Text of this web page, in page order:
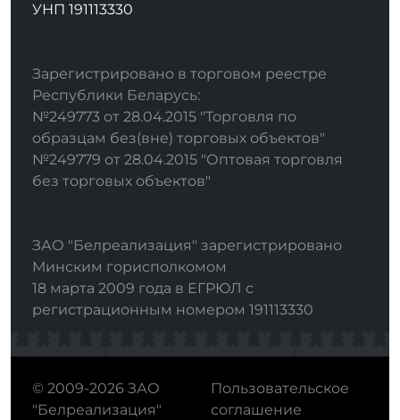
УНП 191113330
Зарегистрировано в торговом реестре
Республики Беларусь:
№249773 от 28.04.2015 "Торговля по
образцам без(вне) торговых объектов"
№249779 от 28.04.2015 "Оптовая торговля
без торговых объектов"
ЗАО "Белреализация" зарегистрировано
Минским горисполкомом
18 марта 2009 года в ЕГРЮЛ с
регистрационным номером 191113330
© 2009-2026 ЗАО
"Белреализация"
Пользовательское
соглашение